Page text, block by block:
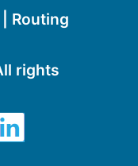
| Routing
rights
Housing
LinkedIn